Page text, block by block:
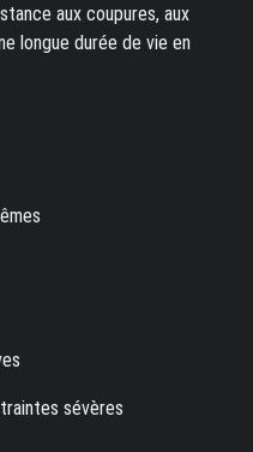
aux coupures, aux
longue durée de vie en
sévères